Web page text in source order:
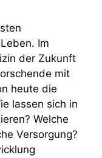
Im
der Zukunft
mit
heute die
lassen sich in
Welche
Versorgung?